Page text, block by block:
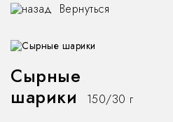
Вернуться
Сырные
шарики
150/30 г